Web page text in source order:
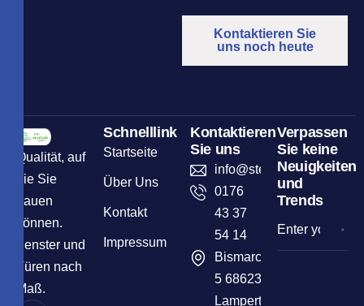
Kontaktieren Sie
uns noch heute
Qualität, auf
die Sie
bauen
können.
Fenster und
Türen nach
Maß.
Schnelllink
Startseite
Über Uns
Kontakt
Impressum
Kontaktieren
Sie uns
info@sternelementbau.de
0176
43 37
54 14
Bismarckstr
5 68623
Lampertheim
Verpassen
Sie keine
Neuigkeiten
und
Trends